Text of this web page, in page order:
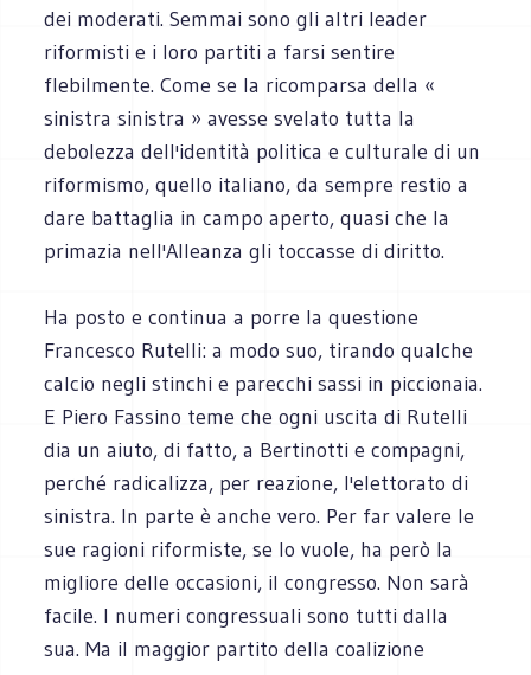
dei moderati. Semmai sono gli altri leader
riformisti e i loro partiti a farsi sentire
flebilmente. Come se la ricomparsa della «
sinistra sinistra » avesse svelato tutta la
debolezza dell'identità politica e culturale di un
riformismo, quello italiano, da sempre restio a
dare battaglia in campo aperto, quasi che la
primazia nell'Alleanza gli toccasse di diritto.
Ha posto e continua a porre la questione
Francesco Rutelli: a modo suo, tirando qualche
calcio negli stinchi e parecchi sassi in piccionaia.
E Piero Fassino teme che ogni uscita di Rutelli
dia un aiuto, di fatto, a Bertinotti e compagni,
perché radicalizza, per reazione, l'elettorato di
sinistra. In parte è anche vero. Per far valere le
sue ragioni riformiste, se lo vuole, ha però la
migliore delle occasioni, il congresso. Non sarà
facile. I numeri congressuali sono tutti dalla
sua. Ma il maggior partito della coalizione